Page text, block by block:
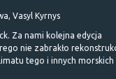
Vasyl Kyrnys
Za nami kolejna edycja
nie zabrakło
tego i innych morskich